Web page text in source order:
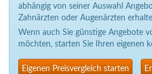
abhängig von seiner Auswahl
Zahnärzten oder Augenärzten
Wenn auch Sie günstige Angebote
möchten, starten Sie Ihren eigenen
Eigenen Preisvergleich starten